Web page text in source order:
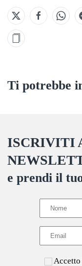
Ti potrebbe
ISCRIVITI
e prendi il